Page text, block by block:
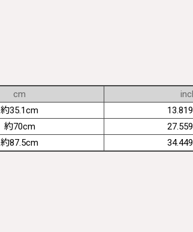
cm
約35.1cm
約70cm
約87.5cm